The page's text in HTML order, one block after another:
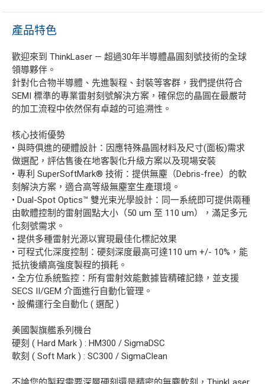
產品特色
歡迎來到 ThinkLaser — 超過30年半導體晶圓刻號技術的全球
領導夥伴。
針對化合物半導體、先進製程、封裝等客群，我們提供符合
SEMI 標準的專業雷射刻號解決方案，確保您的晶圓在最嚴苛
的加工流程中依然保有卓越的可追溯性。
核心技術優勢
• 與時俱進的硬體設計：因應特殊晶圓材料及尺寸(面板)需求
做選配，評估售後在地客製化升級方案以及現場安裝
• 專利 SuperSoftMark® 技術：提供無塵（Debris-free）的軟
刻解決方案，適合高等級無塵室生產環境。
• Dual-Spot Optics™ 雙光束光學設計：同一系統即可提供兩種
由軟體控制的雷射圓點大小（50 um 至 110 um），滿足多元
化刻號需求。
• 提供多種雷射光源以實現最佳化標記效果
• 可程式化深度控制：硬刻深度最高可達110 um +/- 10%，能
抵抗後續高強度製程的損耗。
• 全方位系統監控：所有雷射效能數據皆精確記錄，並支援
SECS II/GEM 介面進行自動化管理。
• 設備運行全自動化 ( 選配 )
美國製旗艦系列機台
硬刻 ( Hard Mark ) : HM300 / SigmaDSC
軟刻 ( Soft Mark ) : SC300 / SigmaClean